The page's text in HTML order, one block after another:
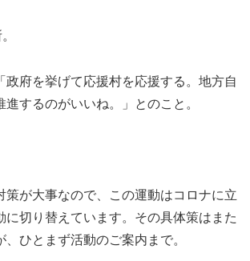
政府を挙げて応援村を応援する。地方自
するのがいいね。」とのこと。
策が大事なので、この運動はコロナに立
に切り替えています。その具体策はまた
ひとまず活動のご案内まで。